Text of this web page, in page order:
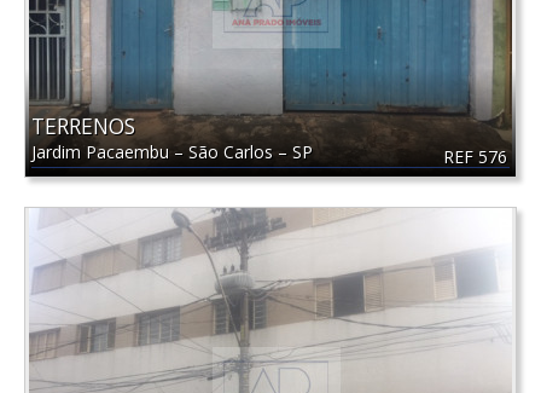
REF 576
TERRENOS
Jardim Pacaembu –São Carlos – SP